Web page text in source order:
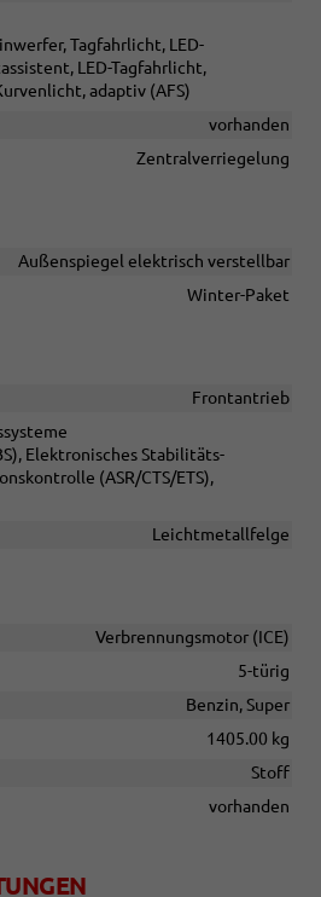
Tagfahrlicht, LED-
LED-Tagfahrlicht,
adaptiv (AFS)
vorhanden
Zentralverriegelung
Außenspiegel elektrisch verstellbar
Winter-Paket
Frontantrieb
Elektronisches Stabilitäts-
(ASR/CTS/ETS),
Leichtmetallfelge
Verbrennungsmotor (ICE)
5-türig
Benzin, Super
1405.00 kg
Stoff
vorhanden